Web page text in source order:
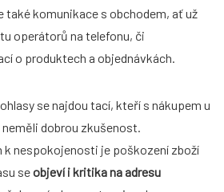
také komunikace s obchodem, ať už
operátorů na telefonu, či
o produktech a objednávkách.
se najdou tací, kteří s nákupem u
neměli dobrou zkušenost.
nespokojenosti je poškození zboží
seobjeví i kritika na adresu